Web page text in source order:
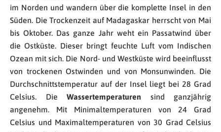
im Norden und wandern über die komplette Insel in den
Süden. Die Trockenzeit auf Madagaskar herrscht von Mai
bis Oktober. Das ganze Jahr weht ein Passatwind über
die Ostküste. Dieser bringt feuchte Luft vom Indischen
Ozean mit sich. Die Nord- und Westküste wird beeinflusst
von trockenen Ostwinden und von Monsunwinden. Die
Durchschnittstemperatur auf der Insel liegt bei 28 Grad
Celsius. Die Wassertemperaturen sind ganzjährig
angenehm. Mit Minimaltemperaturen von 24 Grad
Celsius und Maximaltemperaturen von 30 Grad Celsius